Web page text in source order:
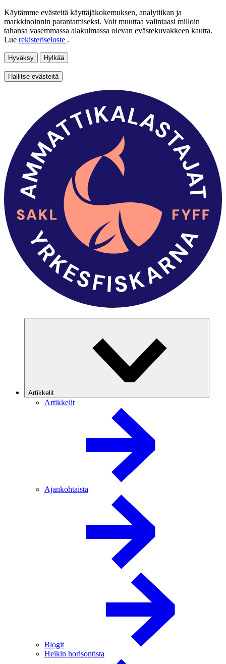
Käytämme evästeitä käyttäjäkokemuksen, analytiikan ja
markkinoinnin parantamiseksi. Voit muuttaa valintaasi milloin
tahansa vasemmassa alakulmassa olevan evästekuvakkeen kautta.
Lue rekisteriseloste .
Hyväksy Hylkää
Hallitse evästeitä
Artikkelit
Artikkelit
Ajankohtaista
Blogit
Heikin horisontista